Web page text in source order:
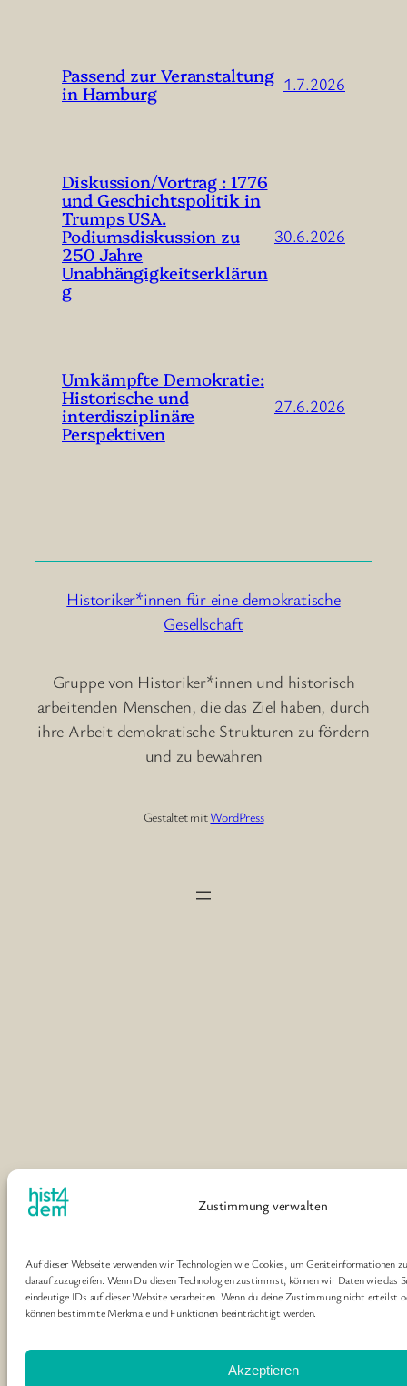
Zustimmung verwalten
Auf dieser Webseite verwenden wir Technologien wie Cookies, um Geräteinformationen
darauf zuzugreifen. Wenn Du diesen Technologien zustimmst, können wir Daten wie das
eindeutige IDs auf dieser Website verarbeiten. Wenn du deine Zustimmung nicht erteilst
können bestimmte Merkmale und Funktionen beeinträchtigt werden.
Akzeptieren
Passend zur Veranstaltung
in Hamburg 1.7.2026
Diskussion/Vortrag : 1776
und Geschichtspolitik in
Trumps USA.
Podiumsdiskussion zu
250 Jahre
Unabhängigkeitserklärun
g
30.6.2026
Umkämpfte Demokratie:
Historische und
interdisziplinäre
Perspektiven
27.6.2026
Historiker*innen für eine demokratische
Gesellschaft
Gruppe von Historiker*innen und historisch
arbeitenden Menschen, die das Ziel haben, durch
ihre Arbeit demokratische Strukturen zu fördern
und zu bewahren
Gestaltet mitWordPress